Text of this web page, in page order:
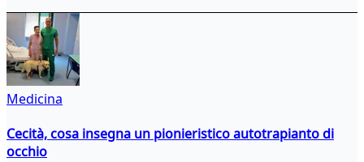
Medicina
Cecità, cosa insegna un pionieristico autotrapianto di
occhio